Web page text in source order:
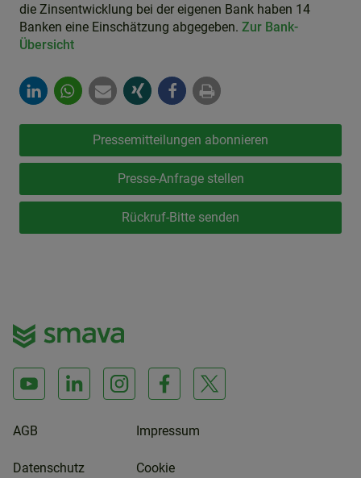
die Zinsentwicklung bei der eigenen Bank haben 14
Banken eine Einschätzung abgegeben. Zur Bank-
Übersicht
Pressemitteilungen abonnieren
Presse-Anfrage stellen
Rückruf-Bitte senden
AGB Impressum
Datenschutz Cookie